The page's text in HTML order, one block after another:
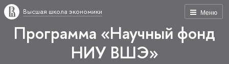
Меню
Высшая школа экономики
Программа «Научный фонд
НИУ ВШЭ»